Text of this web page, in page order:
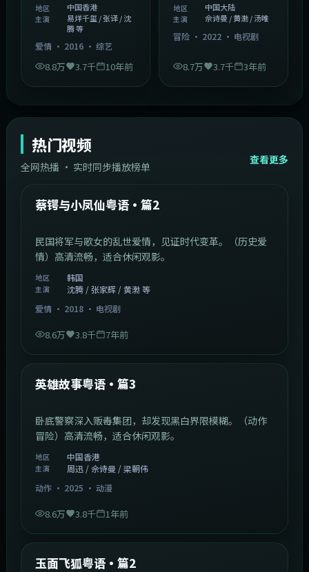
地区 中国香港
主演
易烊千玺 / 张译 / 沈
腾 等
爱情· 2016· 综艺
8.8万 3.7千 10年前
地区 中国大陆
主演 佘诗曼 / 黄渤 / 汤唯
冒险· 2022· 电视剧
8.7万 3.7千 3年前
热门视频
全网热播 · 实时同步播放榜单
查看更多
热门
韩国 44:14
蔡锷与小凤仙粤语·篇2
民国将军与歌女的乱世爱情，见证时代变革。（历史爱
情）高清流畅，适合休闲观影。
地区 韩国
主演
沈腾 / 张家辉 / 黄渤 等
爱情· 2018· 电视剧
8.6万 3.8千 7年前
热门
英雄故事粤语·篇3
卧底警察深入贩毒集团，却发现黑白界限模糊。（动作
冒险）高清流畅，适合休闲观影。
地区 中国香港
主演
周迅 / 佘诗曼 / 梁朝伟
动作· 2025 · 动漫
8.6万 3.8千 1年前
热门
玉面飞狐粤语·篇2